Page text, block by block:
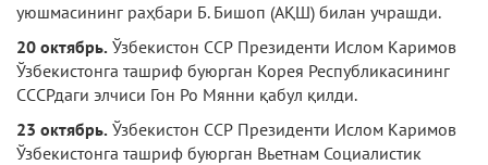
уюшмасининг раҳбари Б. Бишоп (АҚШ) билан учрашди.
20 октябрь. Ўзбекистон ССР Президенти Ислом Каримов
Ўзбекистонга ташриф буюрган Корея Республикасининг
СССРдаги элчиси Гон Ро Мянни қабул қилди.
23 октябрь. Ўзбекистон ССР Президенти Ислом Каримов
Ўзбекистонга ташриф буюрган Вьетнам Социалистик